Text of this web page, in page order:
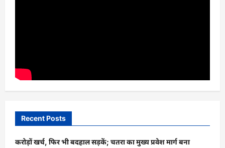
Recent Posts
करोड़ों खर्च, फिर भी बदहाल सड़कें; चतरा का मुख्य प्रवेश मार्ग बना